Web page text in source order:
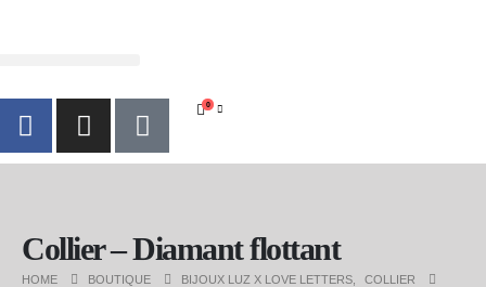
0
Collier – Diamant flottant
HOME BOUTIQUE BIJOUX LUZ X LOVE LETTERS
COLLIER